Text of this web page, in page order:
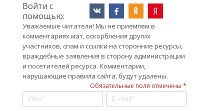
Войти с
помощью:
Уважаемые читатели! Мы не приемлем в
комментариях мат, оскорбления других
участников, спам и ссылки на сторонние ресурсы,
враждебные заявления в сторону администрации
и посетителей ресурса. Комментарии,
нарушающие правила сайта, будут удалены.
Обязательные поля отмечены *